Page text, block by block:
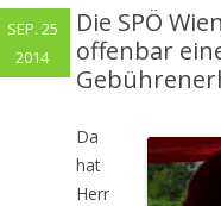
Die SPÖ
offenbar
Da
hat
Herr
SEP. 25
2014